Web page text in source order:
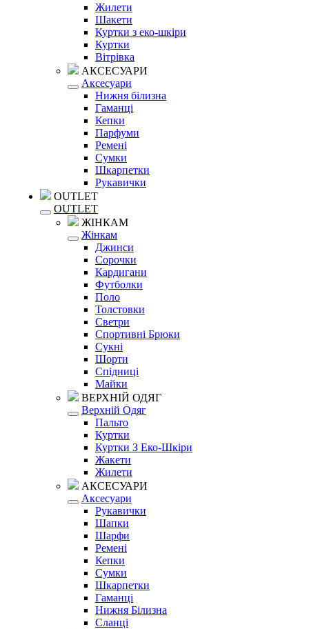
Жилети
Шакети
Куртки з еко-шкіри
Куртки
Вітрівка
АКСЕСУАРИ
Аксесуари
Нижня білизна
Гаманці
Кепки
Парфуми
Ремені
Сумки
Шкарпетки
Рукавички
OUTLET
OUTLET
ЖІНКАМ
Жінкам
Джинси
Сорочки
Кардигани
Футболки
Поло
Толстовки
Светри
Спортивні Брюки
Сукні
Шорти
Спідниці
Майки
ВЕРХНІЙ ОДЯГ
Верхній Одяг
Пальто
Куртки
Куртки З Еко-Шкіри
Жакети
Жилети
АКСЕСУАРИ
Аксесуари
Рукавички
Шапки
Шарфи
Ремені
Кепки
Сумки
Шкарпетки
Гаманці
Нижня Білизна
Сланці